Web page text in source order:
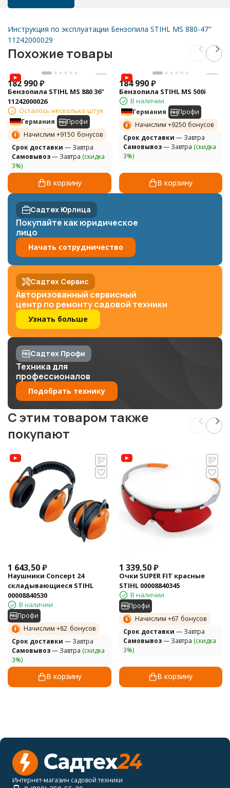
Инструкция по эксплуатации Бензопила STIHL MS 880-47"
11242000029
Похожие товары
182 990₽
Бензопила STIHL MS 880 36"
11242000026
Осталось несколько штук
Германия
Профи
Начислим +9150 бонусов
Cрок доставки — Завтра
Самовывоз— Завтра (скидка
3%)
В корзину
184 990 ₽
Бензопила STIHL MS 500i
В наличии
Германия
Профи
Начислим +9250 бонусов
Cрок доставки — Завтра
Самовывоз— Завтра (скидка
3%)
В корзину
Садтех Юрлица
Покупайте как юридическое
лицо
Начать сотрудничество
Садтех Сервис
Авторизованный сервисный
центр по ремонту садовой техники
Узнать больше
Садтех Профи
Техника для
профессионалов
Подобрать технику
C этим товаром также
покупают
1 643,50₽
Наушники Concept 24
складывающиеся STIHL
00008840530
В наличии
Профи
Начислим +82 бонусов
Cрок доставки — Завтра
Самовывоз— Завтра (скидка
3%)
В корзину
1 339,50 ₽
Очки SUPER FIT красные
STIHL 00008840345
В наличии
Профи
Начислим +67 бонусов
Cрок доставки — Завтра
Самовывоз— Завтра (скидка
3%)
В корзину
Интернет-магазин садовой техники